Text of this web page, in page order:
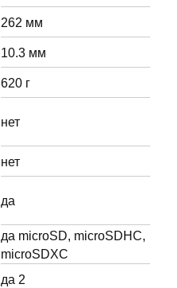
262 мм
10.3 мм
620 г
нет
нет
да
да microSD, microSDHC,
microSDXC
да 2